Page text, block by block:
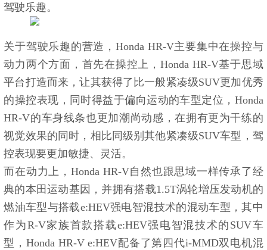
驾驶乐趣。
关于驾驶乐趣的营造，Honda HR-V主要集中在操控与
动力两个方面，首先在操控上，Honda HR-V基于思域
平台打造而来，让其获得了比一般紧凑级SUV更加优秀
的操控表现，同时得益于偏向运动的车型定位，Honda
HR-V的车身线条也更加潮尚动感，在拥有更为干练的
视觉效果的同时，相比同级别其他紧凑级SUV车型，驾
控表现要更加敏捷、灵活。
而在动力上，Honda HR-V自然也跟思域一样传承了经
典的本田运动基因，并拥有搭载1.5T涡轮增压发动机的
燃油车型与搭载e:HEV强电智混技术的混动车型，其中
作为R-V家族首款搭载e:HEV强电智混技术的SUV车
型，Honda HR-V e:HEV配备了第四代i-MMD双电机混